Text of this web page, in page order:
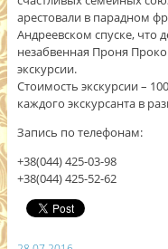
арестовали в парадном
Андреевском спуске, что
незабвенная Проня
экскурсии.
Стоимость экскурсии –
каждого экскурсанта в
Запись по телефонам:
+38(044) 425-03-98
+38(044) 425-52-62